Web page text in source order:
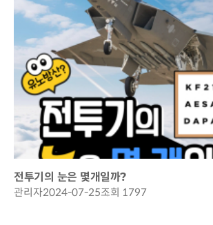
전투기의 눈은 몇개일까?
관리자2024-07-25조회 1797